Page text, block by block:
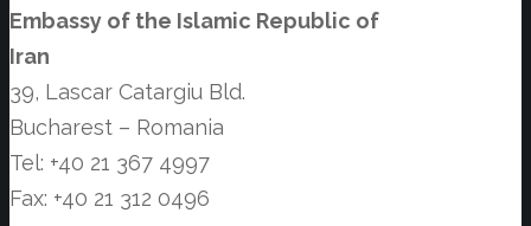
Embassy of the Islamic Republic of
Iran
39, Lascar Catargiu Bld.
Bucharest – Romania
Tel: +40 21 367 4997
Fax: +40 21 312 0496